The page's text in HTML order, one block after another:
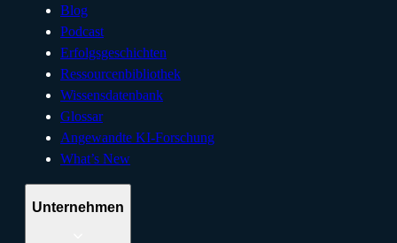
Blog
Podcast
Erfolgsgeschichten
Ressourcenbibliothek
Wissensdatenbank
Glossar
Angewandte KI-Forschung
What’s New
Unternehmen